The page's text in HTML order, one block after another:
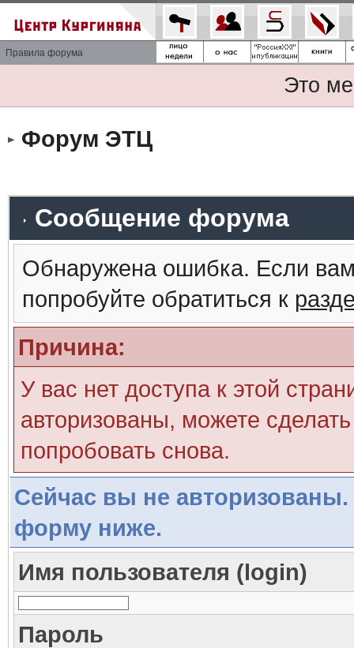
Правила форума
Это
Форум ЭТЦ
Сообщение форума
Обнаружена ошибка. Если
попробуйте обратиться к
Причина:
У вас нет доступа к этой
авторизованы, можете
попробовать снова.
Сейчас вы не авторизованы.
форму ниже.
Имя пользователя (login)
Пароль